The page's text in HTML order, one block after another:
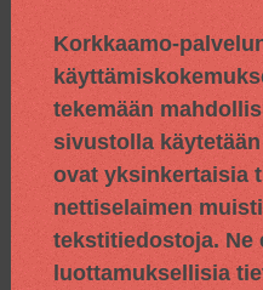
Korkkaamo-
tekemään
sivustolla käytetään
ovat yksinkertaisia
nettiselaimen
tekstitiedostoja. Ne
luottamuksellisia